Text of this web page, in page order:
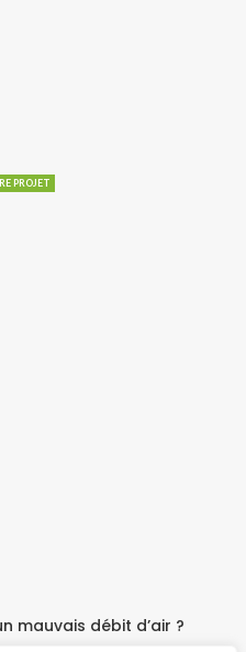
PROJET
mauvais débit d’air ?